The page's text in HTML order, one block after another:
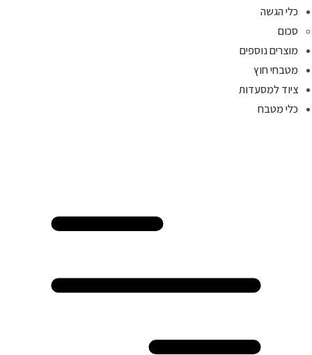
כלי הגשה
סכום
מוצרים נוספים
מטבחי חוץ
ציוד למסעדות
כלי מטבח